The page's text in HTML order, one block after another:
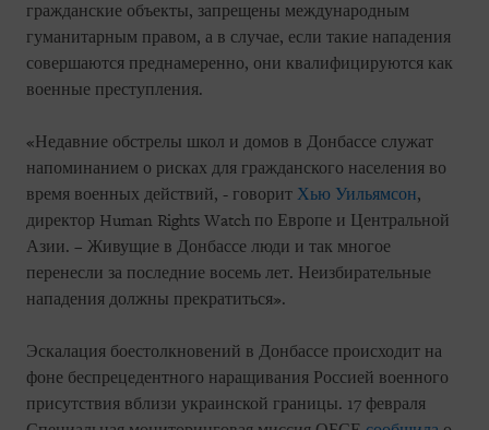
гражданские объекты, запрещены международным
гуманитарным правом, а в случае, если такие нападения
совершаются преднамеренно, они квалифицируются как
военные преступления.
«Недавние обстрелы школ и домов в Донбассе служат
напоминанием о рисках для гражданского населения во
время военных действий, - говорит Хью Уильямсон,
директор Human Rights Watch по Европе и Центральной
Азии. – Живущие в Донбассе люди и так многое
перенесли за последние восемь лет. Неизбирательные
нападения должны прекратиться».
Эскалация боестолкновений в Донбассе происходит на
фоне беспрецедентного наращивания Россией военного
присутствия вблизи украинской границы. 17 февраля